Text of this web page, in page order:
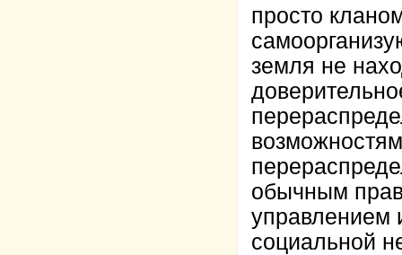
просто
земля не
обычным
управлением
социальной